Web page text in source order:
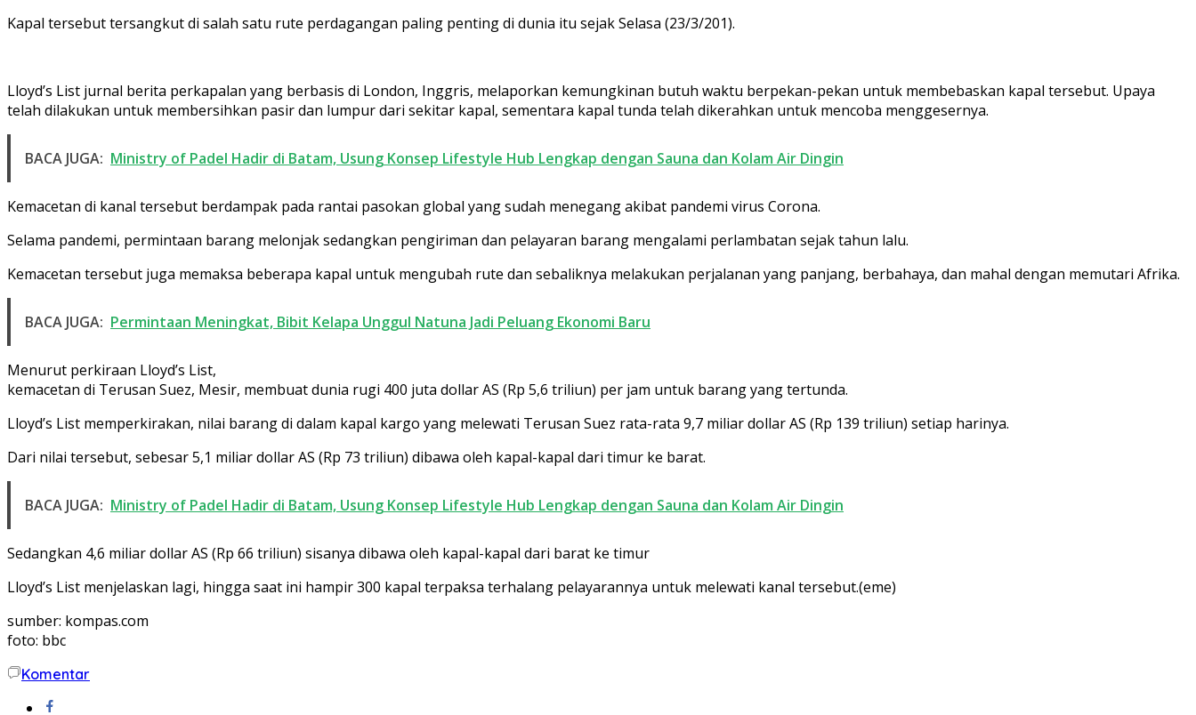
Kapal tersebut tersangkut di salah satu rute perdagangan paling penting di dunia itu sejak Selasa (23/3/201).
Lloyd’s List jurnal berita perkapalan yang berbasis di London, Inggris, melaporkan kemungkinan butuh waktu berpekan-pekan untuk membebaskan kapal tersebut. Upaya
telah dilakukan untuk membersihkan pasir dan lumpur dari sekitar kapal, sementara kapal tunda telah dikerahkan untuk mencoba menggesernya.
BACA JUGA: Ministry of Padel Hadir di Batam, Usung Konsep Lifestyle Hub Lengkap dengan Sauna dan Kolam Air Dingin
Kemacetan di kanal tersebut berdampak pada rantai pasokan global yang sudah menegang akibat pandemi virus Corona.
Selama pandemi, permintaan barang melonjak sedangkan pengiriman dan pelayaran barang mengalami perlambatan sejak tahun lalu.
Kemacetan tersebut juga memaksa beberapa kapal untuk mengubah rute dan sebaliknya melakukan perjalanan yang panjang, berbahaya, dan mahal dengan memutari Afrika.
BACA JUGA: Permintaan Meningkat, Bibit Kelapa Unggul Natuna Jadi Peluang Ekonomi Baru
Menurut perkiraan Lloyd’s List,
kemacetan di Terusan Suez, Mesir, membuat dunia rugi 400 juta dollar AS (Rp 5,6 triliun) per jam untuk barang yang tertunda.
Lloyd’s List memperkirakan, nilai barang di dalam kapal kargo yang melewati Terusan Suez rata-rata 9,7 miliar dollar AS (Rp 139 triliun) setiap harinya.
Dari nilai tersebut, sebesar 5,1 miliar dollar AS (Rp 73 triliun) dibawa oleh kapal-kapal dari timur ke barat.
BACA JUGA: Ministry of Padel Hadir di Batam, Usung Konsep Lifestyle Hub Lengkap dengan Sauna dan Kolam Air Dingin
Sedangkan 4,6 miliar dollar AS (Rp 66 triliun) sisanya dibawa oleh kapal-kapal dari barat ke timur
Lloyd’s List menjelaskan lagi, hingga saat ini hampir 300 kapal terpaksa terhalang pelayarannya untuk melewati kanal tersebut.(eme)
sumber: kompas.com
foto: bbc
Komentar